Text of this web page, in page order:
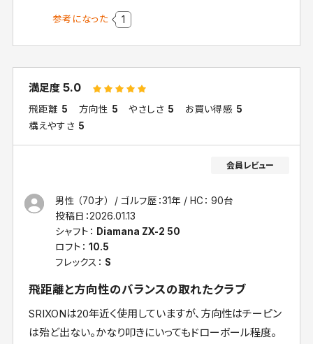
参考になった 1
満足度5.0
飛距離 5 方向性 5 やさしさ 5 お買い得感 5
構えやすさ 5
男性 （70才） ゴルフ歴：31年
HC： 90台
投稿日：2026.01.13
シャフト： Diamana ZX-2 50
ロフト： 10.5
フレックス： S
飛距離と方向性のバランスの取れたクラブ
SRIXONは20年近く使用していますが、方向性はチーピン
は殆ど出ない。かなり叩きにいってもドローボール程度。